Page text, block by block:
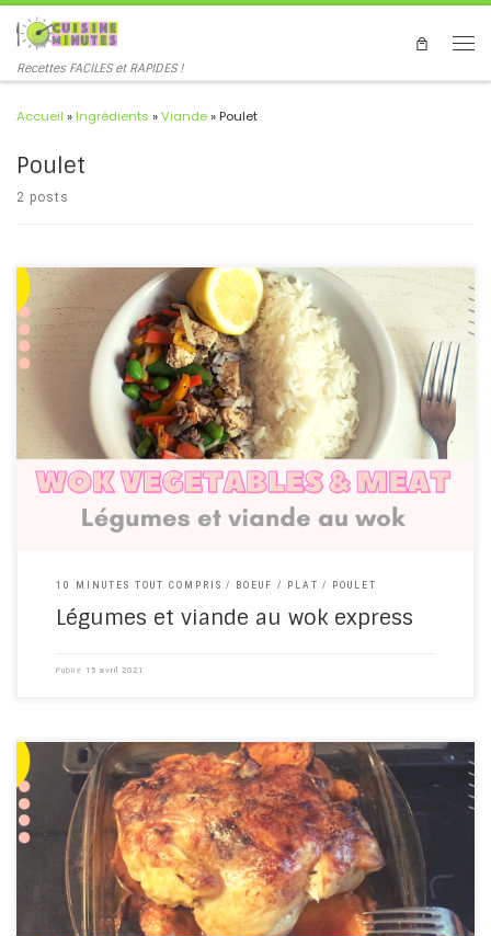
Recettes FACILES et RAPIDES !
Accueil »Ingrédients »Viande»Poulet
Poulet
2 posts
Comment faire un plat au wok rapide ? La cuisine au wok permet
de faire des plats rapides et improvisés. Les légumes surgelés, ça
aide bien aussi ! Mais pourquoi s'en priver ? How to make a quick
wok dish? Wok cooking allows you to make quick and improvised
dishes. Frozen vegetables also help! But why deprive yourself of
them? #wok #cuisine #meat #vegetable #frozen #quick #fast
#rice #gourmand #facile #easy
10 MINUTES TOUT COMPRIS BOEUF PLAT POULET
Légumes et viande au wok express
Publié 15 avril 2021
#chicken #poulet #sweetpotato #patatedouce #frenchrecipe
Pas besoin de se compliquer la vie pour cuisiner un poulet.
Régalez-vous ! Cooking chicken doesn't have to be complicated.
Enjoy!